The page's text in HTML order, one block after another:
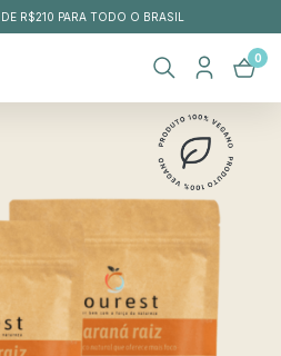
R$210 PARA TODO O BRASIL
0